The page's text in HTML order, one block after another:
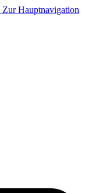
Zur Hauptnavigation